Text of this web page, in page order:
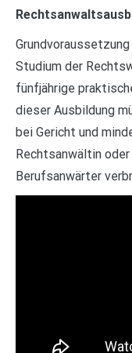
Studium der
fünfjährige
dieser Ausbildung
bei Gericht und
Rechtsanwältin
Berufsanwärter